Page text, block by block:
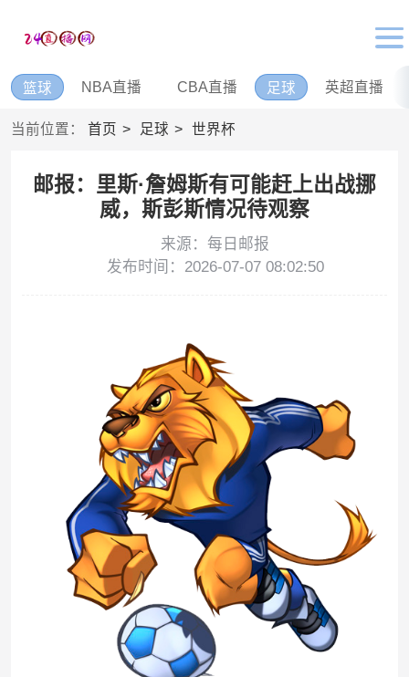
篮球 NBA直播 CBA直播 足球 英超直播
当前位置： 首页 足球 世界杯
邮报：里斯·詹姆斯有可能赶上出战挪
威，斯彭斯情况待观察
来源：每日邮报
发布时间：2026-07-07 08:02:50